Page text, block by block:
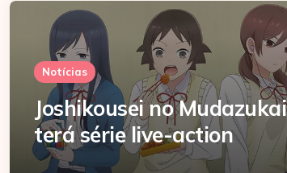
Notícias
Joshikousei no Mudazukai
terá série live-action